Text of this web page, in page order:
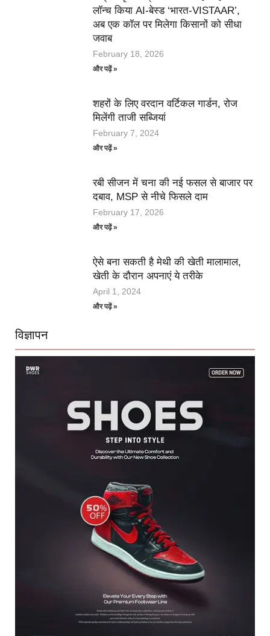
लॉन्च किया AI-बेस्ड ‘भारत-VISTAAR’,
अब एक कॉल पर मिलेगा किसानों को सीधा
जवाब
February 18, 2026
और पढ़ें »
शहरों के लिए वरदान वर्टिकल गार्डन, रोज
मिलेंगी ताजी सब्जियां
February 7, 2024
और पढ़ें »
रबी सीजन में चना की नई फसल से बाजार पर
दबाव, MSP से नीचे फिसले दाम
February 17, 2026
और पढ़ें »
ऐसे बना सकती है मेथी की खेती मालामाल,
खेती के दौरान अपनाएं ये तरीके
April 1, 2024
और पढ़ें »
विज्ञापन